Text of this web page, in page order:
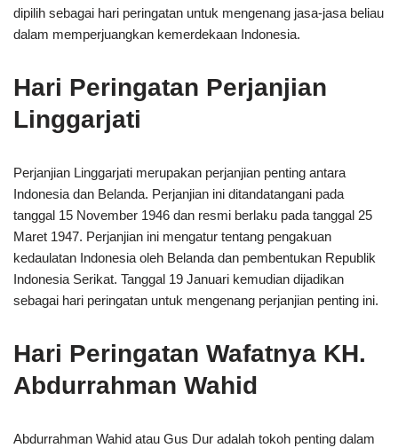
dipilih sebagai hari peringatan untuk mengenang jasa-jasa beliau
dalam memperjuangkan kemerdekaan Indonesia.
Hari Peringatan Perjanjian
Linggarjati
Perjanjian Linggarjati merupakan perjanjian penting antara
Indonesia dan Belanda. Perjanjian ini ditandatangani pada
tanggal 15 November 1946 dan resmi berlaku pada tanggal 25
Maret 1947. Perjanjian ini mengatur tentang pengakuan
kedaulatan Indonesia oleh Belanda dan pembentukan Republik
Indonesia Serikat. Tanggal 19 Januari kemudian dijadikan
sebagai hari peringatan untuk mengenang perjanjian penting ini.
Hari Peringatan Wafatnya KH.
Abdurrahman Wahid
Abdurrahman Wahid atau Gus Dur adalah tokoh penting dalam